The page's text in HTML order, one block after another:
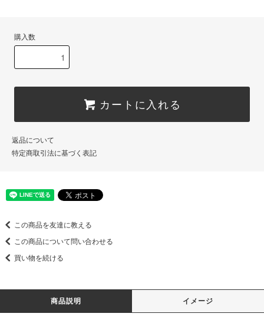
購入数
カートに入れる
返品について
特定商取引法に基づく表記
この商品を友達に教える
この商品について問い合わせる
買い物を続ける
商品説明 イメージ